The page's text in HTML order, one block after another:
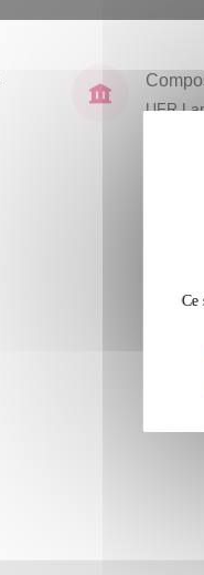
UFR
Ce